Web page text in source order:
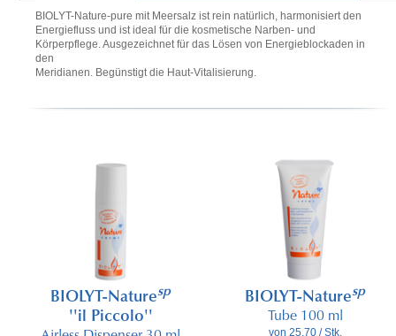
BIOLYT-Nature-pure mit Meersalz ist rein natürlich, harmonisiert den
Energiefluss und ist ideal für die kosmetische Narben- und
Körperpflege. Ausgezeichnet für das Lösen von Energieblockaden in
den
Meridianen. Begünstigt die Haut-Vitalisierung.
BIOLYT-Naturesp
''il Piccolo''
BIOLYT-Naturesp
Tube 100 ml
von 25.70 / Stk.